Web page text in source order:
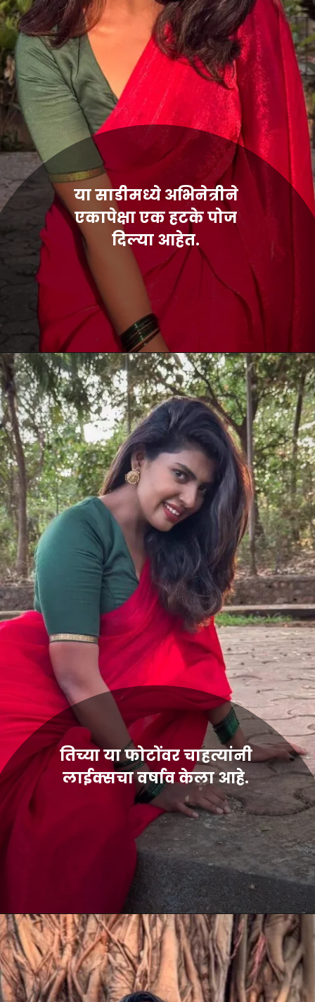
या साडीमध्ये अभिनेत्रीने
एकापेक्षा एक हटके पोज
तिच्या या फोटोंवर चाहत्यांनी
लाईक्सचा वर्षाव केला आहे.